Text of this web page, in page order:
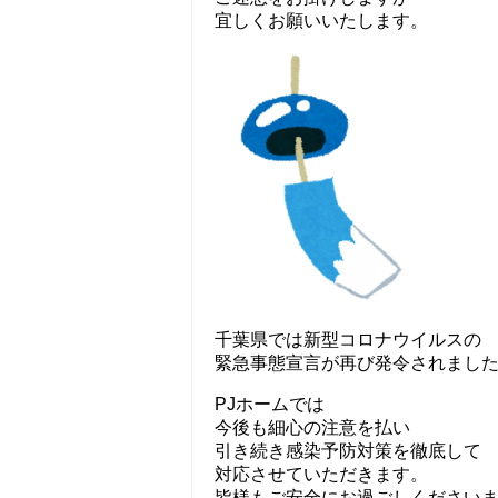
宜しくお願いいたします。
千葉県では新型コロナウイルスの
緊急事態宣言が再び発令されました
PJホームでは
今後も細心の注意を払い
引き続き感染予防対策を徹底して
対応させていただきます。